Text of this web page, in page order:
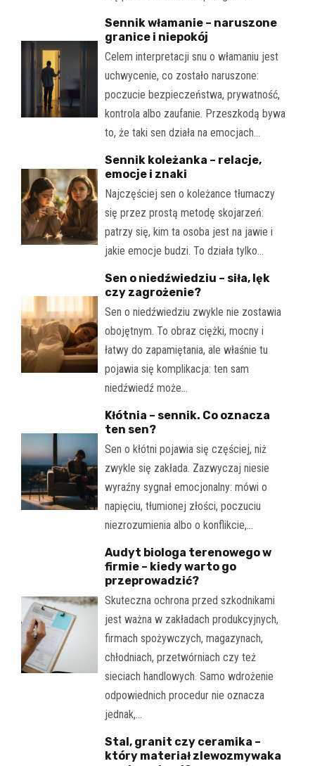
Sennik włamanie – naruszone
granice i niepokój
Celem interpretacji snu o włamaniu jest
uchwycenie, co zostało naruszone:
poczucie bezpieczeństwa, prywatność,
kontrola albo zaufanie. Przeszkodą bywa
to, że taki sen działa na emocjach…
Sennik koleżanka – relacje,
emocje i znaki
Najczęściej sen o koleżance tłumaczy
się przez prostą metodę skojarzeń:
patrzy się, kim ta osoba jest na jawie i
jakie emocje budzi. To działa tylko…
Sen o niedźwiedziu – siła, lęk
czy zagrożenie?
Sen o niedźwiedziu zwykle nie zostawia
obojętnym. To obraz ciężki, mocny i
łatwy do zapamiętania, ale właśnie tu
pojawia się komplikacja: ten sam
niedźwiedź może…
Kłótnia – sennik. Co oznacza
ten sen?
Sen o kłótni pojawia się częściej, niż
zwykle się zakłada. Zazwyczaj niesie
wyraźny sygnał emocjonalny: mówi o
napięciu, tłumionej złości, poczuciu
niezrozumienia albo o konflikcie,…
Audyt biologa terenowego w
firmie – kiedy warto go
przeprowadzić?
Skuteczna ochrona przed szkodnikami
jest ważna w zakładach produkcyjnych,
firmach spożywczych, magazynach,
chłodniach, przetwórniach czy też
sieciach handlowych. Samo wdrożenie
odpowiednich procedur nie oznacza
jednak,…
Stal, granit czy ceramika –
który materiał zlewozmywaka